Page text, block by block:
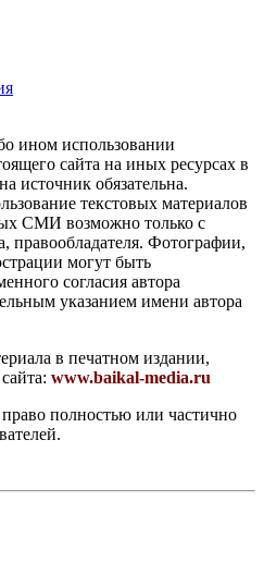
ином использовании
сайта на иных ресурсах в
источник обязательна.
текстовых материалов
СМИ возможно только с
правообладателя. Фотографии,
могут быть
согласия автора
указанием имени автора
в печатном издании,
www.baikal-media.ru
право полностью или частично